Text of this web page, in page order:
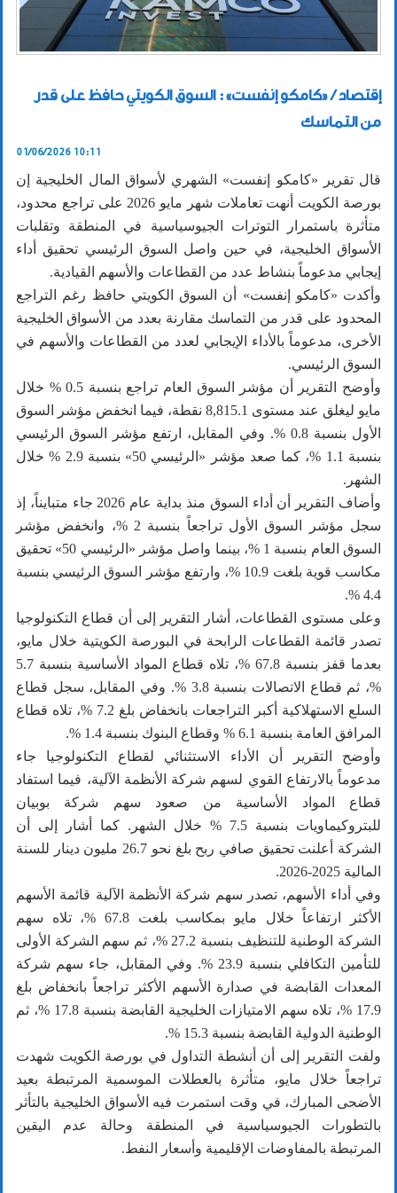
إقتصاد / «كامكو إنفست»: السوق الكويتي حافظ على قدر
من التماسك
01/06/2026 10:11
قال تقرير «كامكو إنفست» الشهري لأسواق المال الخليجية إن
بورصة الكويت أنهت تعاملات شهر مايو 2026 على تراجع محدود،
متأثرة باستمرار التوترات الجيوسياسية في المنطقة وتقلبات
الأسواق الخليجية، في حين واصل السوق الرئيسي تحقيق أداء
إيجابي مدعوماً بنشاط عدد من القطاعات والأسهم القيادية.
وأكدت «كامكو إنفست» أن السوق الكويتي حافظ رغم التراجع
المحدود على قدر من التماسك مقارنة بعدد من الأسواق الخليجية
الأخرى، مدعوماً بالأداء الإيجابي لعدد من القطاعات والأسهم في
السوق الرئيسي.
وأوضح التقرير أن مؤشر السوق العام تراجع بنسبة 0.5 % خلال
مايو ليغلق عند مستوى 8,815.1 نقطة، فيما انخفض مؤشر السوق
الأول بنسبة 0.8 %. وفي المقابل، ارتفع مؤشر السوق الرئيسي
بنسبة 1.1 %، كما صعد مؤشر «الرئيسي 50» بنسبة 2.9 % خلال
الشهر.
وأضاف التقرير أن أداء السوق منذ بداية عام 2026 جاء متبايناً، إذ
سجل مؤشر السوق الأول تراجعاً بنسبة 2 %، وانخفض مؤشر
السوق العام بنسبة 1 %، بينما واصل مؤشر «الرئيسي 50» تحقيق
مكاسب قوية بلغت 10.9 %، وارتفع مؤشر السوق الرئيسي بنسبة
4.4 %.
وعلى مستوى القطاعات، أشار التقرير إلى أن قطاع التكنولوجيا
تصدر قائمة القطاعات الرابحة في البورصة الكويتية خلال مايو،
بعدما قفز بنسبة 67.8 %، تلاه قطاع المواد الأساسية بنسبة 5.7
%، ثم قطاع الاتصالات بنسبة 3.8 %. وفي المقابل، سجل قطاع
السلع الاستهلاكية أكبر التراجعات بانخفاض بلغ 7.2 %، تلاه قطاع
المرافق العامة بنسبة 6.1 % وقطاع البنوك بنسبة 1.4 %.
وأوضح التقرير أن الأداء الاستثنائي لقطاع التكنولوجيا جاء
مدعوماً بالارتفاع القوي لسهم شركة الأنظمة الآلية، فيما استفاد
قطاع المواد الأساسية من صعود سهم شركة بوبيان
للبتروكيماويات بنسبة 7.5 % خلال الشهر. كما أشار إلى أن
الشركة أعلنت تحقيق صافي ربح بلغ نحو 26.7 مليون دينار للسنة
المالية 2025-2026.
وفي أداء الأسهم، تصدر سهم شركة الأنظمة الآلية قائمة الأسهم
الأكثر ارتفاعاً خلال مايو بمكاسب بلغت 67.8 %، تلاه سهم
الشركة الوطنية للتنظيف بنسبة 27.2 %، ثم سهم الشركة الأولى
للتأمين التكافلي بنسبة 23.9 %. وفي المقابل، جاء سهم شركة
المعدات القابضة في صدارة الأسهم الأكثر تراجعاً بانخفاض بلغ
17.9 %، تلاه سهم الامتيازات الخليجية القابضة بنسبة 17.8 %، ثم
الوطنية الدولية القابضة بنسبة 15.3 %.
ولفت التقرير إلى أن أنشطة التداول في بورصة الكويت شهدت
تراجعاً خلال مايو، متأثرة بالعطلات الموسمية المرتبطة بعيد
الأضحى المبارك، في وقت استمرت فيه الأسواق الخليجية بالتأثر
بالتطورات الجيوسياسية في المنطقة وحالة عدم اليقين
المرتبطة بالمفاوضات الإقليمية وأسعار النفط.